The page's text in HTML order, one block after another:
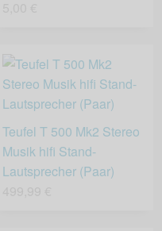
Teufel T 500 Mk2 Stereo
Musik hifi Stand-
Lautsprecher (Paar)